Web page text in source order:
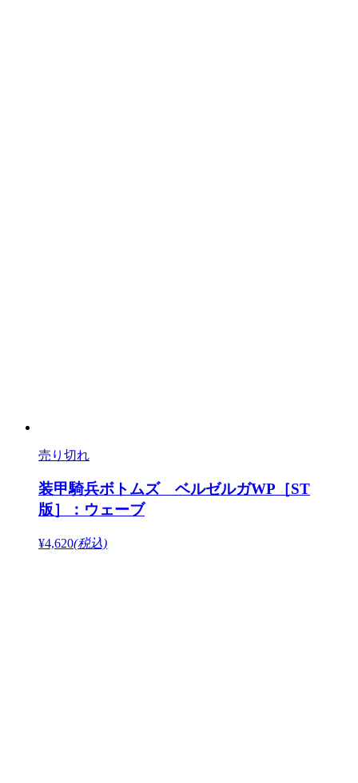
売り切れ
装甲騎兵ボトムズ ベルゼルガWP［ST
版］：ウェーブ
¥4,620(税込)